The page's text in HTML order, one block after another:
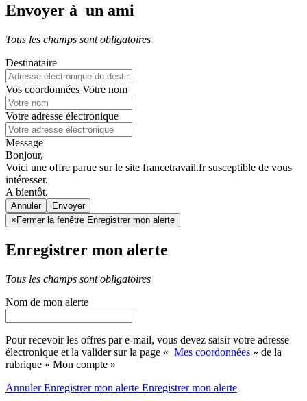
Envoyer à un ami
Tous les champs sont obligatoires
Destinataire
Vos coordonnées Votre nom
Votre adresse électronique
Message
Bonjour,
Voici une offre parue sur le site francetravail.fr susceptible de vous
intéresser.
A bientôt.
Annuler
× Fermer la fenêtre Enregistrer mon alerte
Enregistrer mon alerte
Tous les champs sont obligatoires
Nom de mon alerte
Pour recevoir les offres par e-mail, vous devez saisir votre adresse
électronique et la valider sur la page « Mes coordonnées » de la
rubrique « Mon compte »
AnnulerEnregistrer mon alerte Enregistrermon alerte